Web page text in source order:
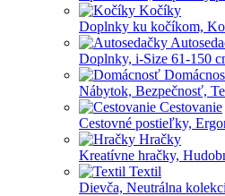
Kočíky
Doplnky ku kočíkom,
Doplnky, i-Size 61-150
Nábytok, Bezpečnosť,
Cestovanie
Cestovné postieľky,
Hračky
Kreatívne hračky,
Textil
Dievča, Neutrálna